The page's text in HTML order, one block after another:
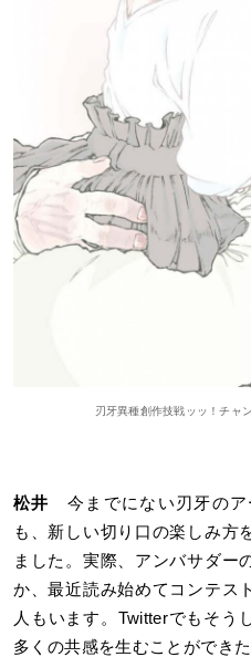
刃牙異種創作技戦ッッ！チャ
松井
今までにない刃牙のア
も、新しい切り口の楽しみ方
ました。実際、アンバサダー
か、最近読み始めてコンテス
人もいます。Twitterでもそう
多くの共感を生むことができ